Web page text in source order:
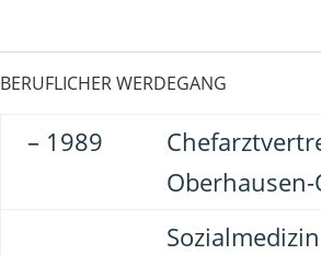
BERUFLICHER WERDEGANG
– 1989